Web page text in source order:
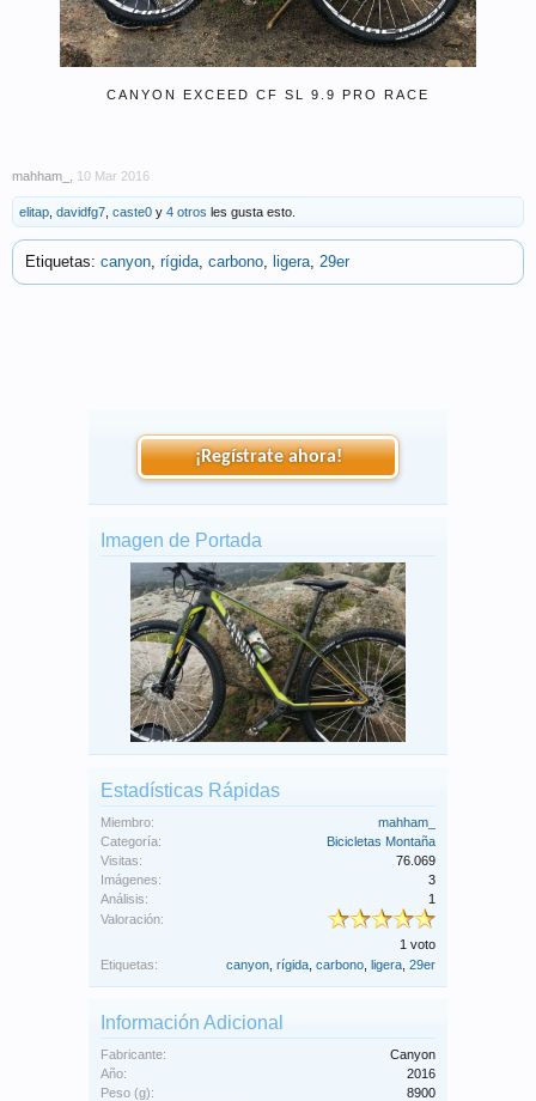
CANYON EXCEED CF SL 9.9 PRO RACE
mahham_ 10 Mar 2016
elitap davidfg7 caste0 y 4 otros les gusta esto.
Etiquetas: canyon, rígida, carbono, ligera, 29er
¡Regístrate ahora!
Imagen de Portada
Estadísticas Rápidas
Miembro:
mahham_
Categoría:
Bicicletas Montaña
Visitas:
76.069
Imágenes:
3
Análisis:
1
Valoración:
1 voto
Etiquetas:
canyon rígida carbono ligera 29er
Información Adicional
Fabricante:
Canyon
Año:
2016
Peso (g):
8900